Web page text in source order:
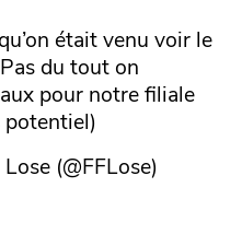
était venu voir le
du tout on
pour notre filiale
potentiel)
(@FFLose)